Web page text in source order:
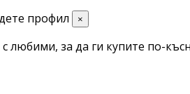
профил
×
любими, за да ги купите по-